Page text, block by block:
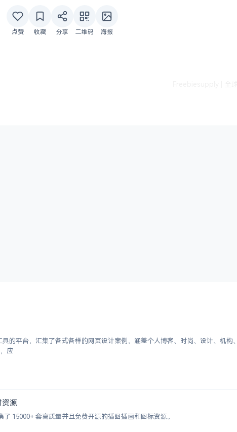
点赞 收藏 分享 二维码 海报
的平台，汇集了各式各样的网页设计案例，涵盖个人博客、时尚、设计、机构
应
源
15000+ 套高质量并且免费开源的插图插画和图标资源。